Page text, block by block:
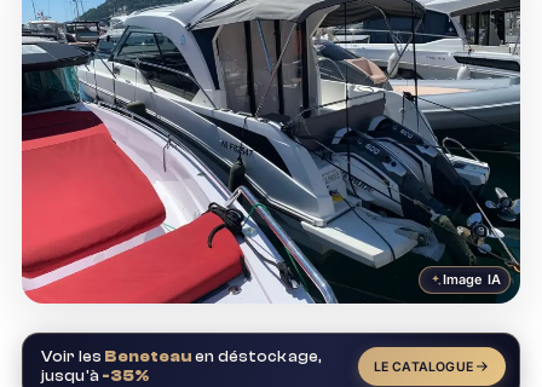
Image IA
Voir les Beneteau en déstockage,
jusqu'à -35% LE CATALOGUE